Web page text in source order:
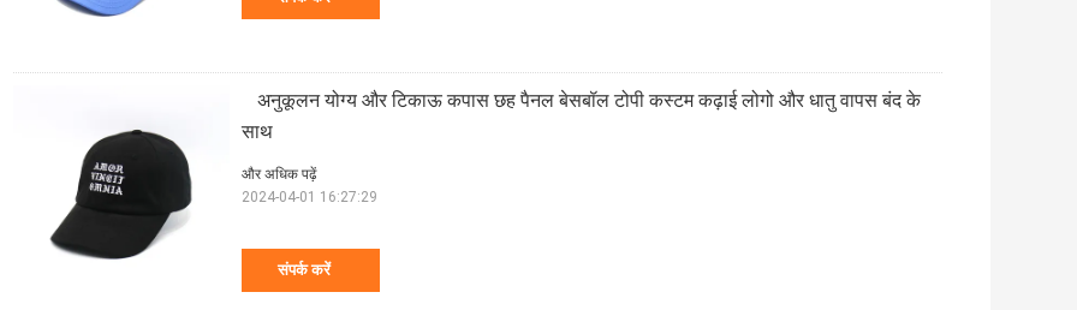
अनुकूलन योग्य और टिकाऊ कपास छह पैनल बेसबॉल टोपी कस्टम कढ़ाई लोगो और धातु वापस बंद के
साथ
संपर्क करें
और अधिक पढ़ें
2024-04-01 16:27:29